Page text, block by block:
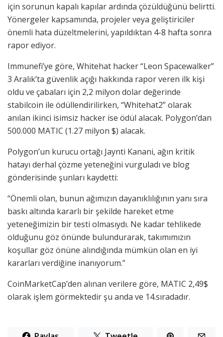
için sorunun kapalı kapılar ardında çözüldüğünü belirtti.
Yönergeler kapsamında, projeler veya geliştiriciler
önemli hata düzeltmelerini, yapıldıktan 4-8 hafta sonra
rapor ediyor.
Immunefi’ye göre, Whitehat hacker “Leon Spacewalker”
3 Aralık’ta güvenlik açığı hakkında rapor veren ilk kişi
oldu ve çabaları için 2,2 milyon dolar değerinde
stabilcoin ile ödüllendirilirken, “Whitehat2” olarak
anılan ikinci isimsiz hacker ise ödül alacak. Polygon’dan
500.000 MATIC (1.27 milyon $) alacak.
Polygon’un kurucu ortağı Jaynti Kanani, ağın kritik
hatayı derhal çözme yeteneğini vurguladı ve blog
gönderisinde şunları kaydetti:
“Önemli olan, bunun ağımızın dayanıklılığının yanı sıra
baskı altında kararlı bir şekilde hareket etme
yeteneğimizin bir testi olmasıydı. Ne kadar tehlikede
olduğunu göz önünde bulundurarak, takımımızın
koşullar göz önüne alındığında mümkün olan en iyi
kararları verdiğine inanıyorum.”
CoinMarketCap’den alınan verilere göre, MATIC 2,49$
olarak işlem görmektedir şu anda ve 14.sıradadır.